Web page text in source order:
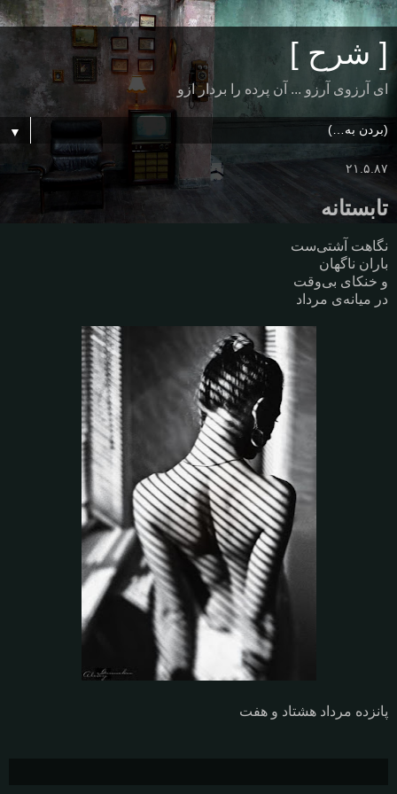
[ شرح ]
ای آرزوی آرزو ... آن پرده را بردار ازو
▼
۲۱.۵.۸۷
تابستانه
نگاهت آشتی‌ست
باران ناگهان
و خنکای بی‌وقت
در میانه‌ی مرداد
پانزده مرداد هشتاد و هفت